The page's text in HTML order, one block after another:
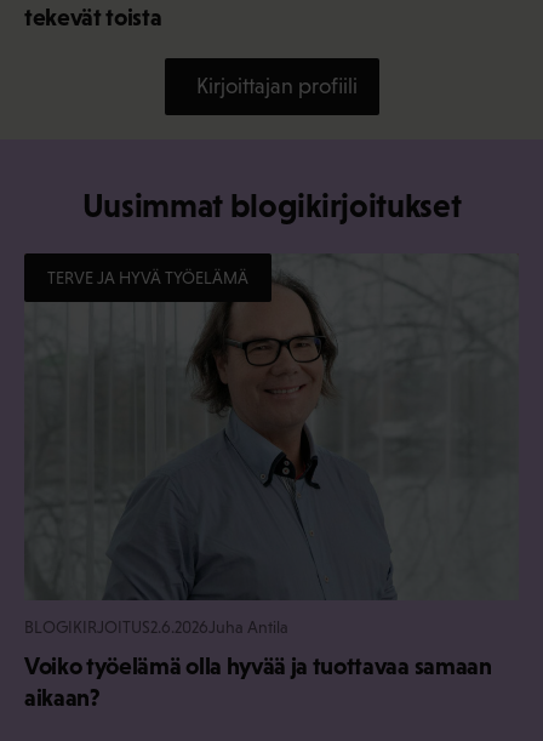
tekevät toista
Kirjoittajan profiili
Uusimmat blogikirjoitukset
TERVE JA HYVÄ TYÖELÄMÄ
BLOGIKIRJOITUS2.6.2026Juha Antila
Voiko työelämä olla hyvää ja tuottavaa samaan
aikaan?